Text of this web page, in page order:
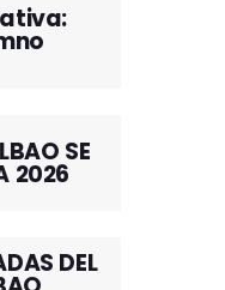
SE
2026
DEL